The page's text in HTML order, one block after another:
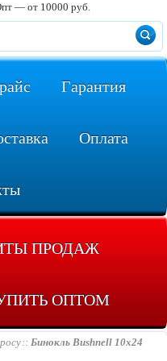
— от 10000 руб.
Гарантия
Оплата
ПРОДАЖ
ОПТОМ
Бинокль Bushnell 10x24